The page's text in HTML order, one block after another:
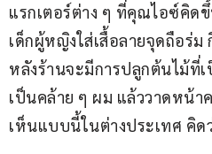
แรกเตอร์ต่าง ๆ ที่คุณไอซ์คิดขึ้
เด็กผู้หญิงใส่เสื้อลายจุดถือร่
หลังร้านจะมีการปลูกต้นไม้ที่
เป็นคล้าย ๆ ผม แล้ววาดหน้า
เห็นแบบนี้ในต่างประเทศ คิด